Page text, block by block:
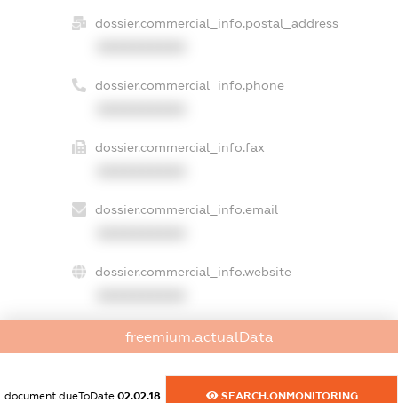
dossier.commercial_info.postal_address
dossier.commercial_info.phone
dossier.commercial_info.fax
dossier.commercial_info.email
dossier.commercial_info.website
dossier.commercial_info.activity
XXXXXXXXXX
freemium.actualData
document.dueToDate 02.02.18 SEARCH.ONMONITORING